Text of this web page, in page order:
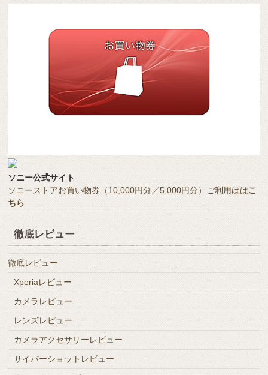
ソニー公式サイト
ソニーストアお買い物券（10,000円分／5,000円分）ご利用ははこ
ちら
徹底レビュー
徹底レビュー
Xperiaレビュー
カメラレビュー
レンズレビュー
カメラアクセサリーレビュー
サイバーショットレビュー